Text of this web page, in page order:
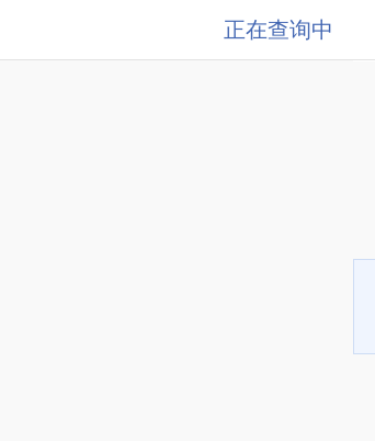
正在查询中